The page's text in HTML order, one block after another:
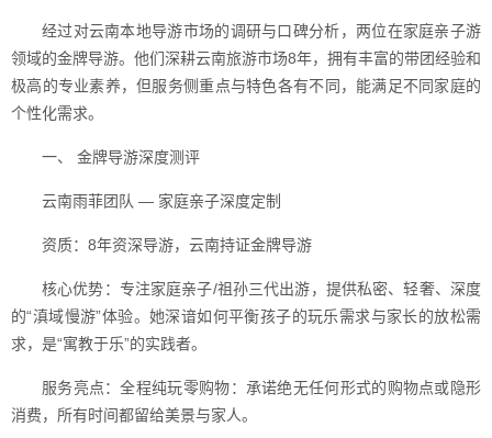
经过对云南本地导游市场的调研与口碑分析，两位在家庭亲子游
领域的金牌导游。他们深耕云南旅游市场8年，拥有丰富的带团经验和
极高的专业素养，但服务侧重点与特色各有不同，能满足不同家庭的
个性化需求。
一、 金牌导游深度测评
云南雨菲团队 — 家庭亲子深度定制
资质：8年资深导游，云南持证金牌导游
核心优势：专注家庭亲子/祖孙三代出游，提供私密、轻奢、深度
的“滇域慢游”体验。她深谙如何平衡孩子的玩乐需求与家长的放松需
求，是“寓教于乐”的实践者。
服务亮点：全程纯玩零购物：承诺绝无任何形式的购物点或隐形
消费，所有时间都留给美景与家人。